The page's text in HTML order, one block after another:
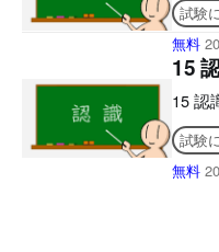
試験
無料
15
15 認
試験
無料